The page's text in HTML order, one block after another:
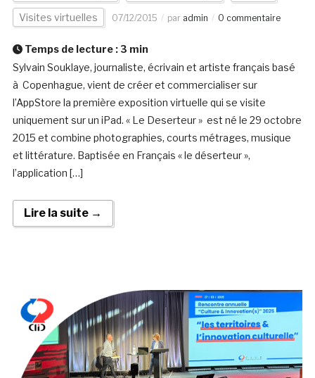
Visites virtuelles 07/12/2015 par admin 0 commentaire
Temps de lecture : 3 min
Sylvain Souklaye, journaliste, écrivain et artiste français basé
à Copenhague, vient de créer et commercialiser sur
l’AppStore la première exposition virtuelle qui se visite
uniquement sur un iPad. « Le Deserteur » est né le 29 octobre
2015 et combine photographies, courts métrages, musique
et littérature. Baptisée en Français « le déserteur »,
l’application […]
Lire la suite →